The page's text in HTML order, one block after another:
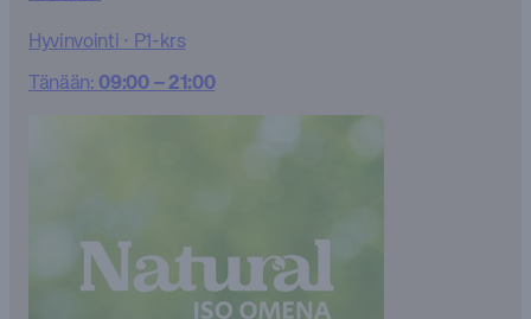
Hyvinvointi · P1-krs
Tänään: 09:00 – 21:00